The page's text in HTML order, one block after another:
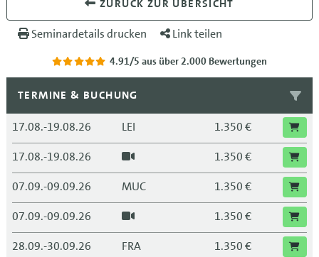
ZURÜCK ZUR ÜBERSICHT
Seminardetails drucken Link teilen
4.91/5 aus über 2.000 Bewertungen
TERMINE & BUCHUNG
17.08.-19.08.26 LEI
1.350 €
17.08.-19.08.26
1.350 €
07.09.-09.09.26
MUC
1.350 €
07.09.-09.09.26
1.350 €
28.09.-30.09.26
FRA
1.350 €